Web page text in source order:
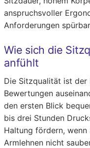
anspruchsvoller
Anforderungen
Wie sich die
anfühlt
Die Sitzqualität ist der
Bewertungen
den ersten Blick
bis drei Stunden
Haltung fördern,
Armlehnen nicht